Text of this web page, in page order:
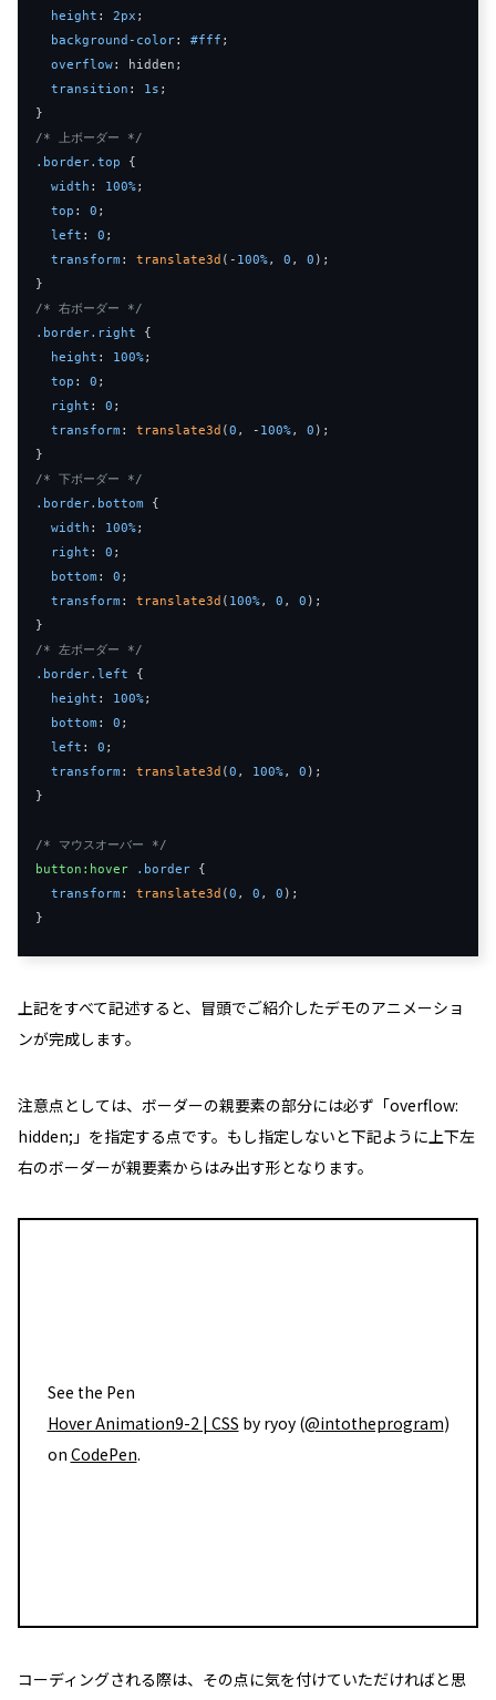
height : 2px ;
background-color: #fff ;
overflow: hidden;
transition : 1s ;
/* 上ボーダー */
.border.top {
width : 100%;
top : 0 ;
left : 0 ;
transform : translate3d (- 100%, 0 , 0 );
/* 右ボーダー */
.border.right {
height : 100%;
top : 0 ;
right : 0 ;
transform : translate3d (0 , - 100%, 0 );
/* 下ボーダー */
.border.bottom {
width : 100%;
right : 0 ;
bottom : 0 ;
transform : translate3d ( 100%, 0 , 0 );
/* 左ボーダー */
.border.left {
height : 100%;
bottom : 0 ;
left : 0 ;
transform : translate3d (0 , 100%, 0 );
}
/* マウスオーバー */
button :hover .border {
transform : translate3d (0 , 0 , 0 );
上記をすべて記述すると、冒頭でご紹介したデモのアニメーショ
ンが完成します。
注意点としては、ボーダーの親要素の部分には必ず「overflow:
hidden; 」を指定する点です。もし指定しないと下記ように上下左
右のボーダーが親要素からはみ出す形となります。
See the Pen
Hover Animation9-2 | CSS by ryoy (@intotheprogram)
on CodePen.
コーディングされる際は、その点に気を付けていただければと思